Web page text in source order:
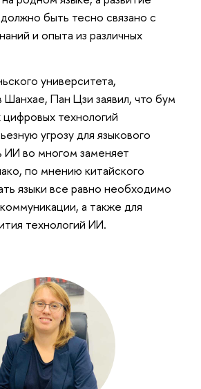
быть тесно связано с
и опыта из различных
университета,
Пан Цзи заявил, что бум
цифровых технологий
угрозу для языкового
ИИ во многом заменяет
по мнению китайского
языки все равно необходимо
а также для
технологий ИИ.